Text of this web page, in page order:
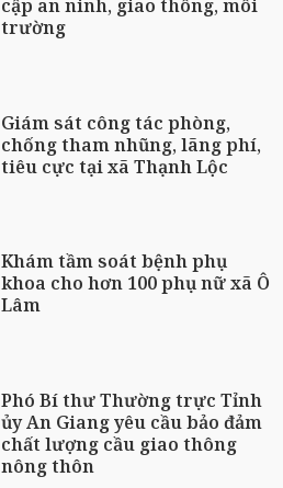
cập an ninh, giao thông, môi
trường
Giám sát công tác phòng,
chống tham nhũng, lãng phí,
tiêu cực tại xã Thạnh Lộc
Khám tầm soát bệnh phụ
khoa cho hơn 100 phụ nữ xã Ô
Lâm
Phó Bí thư Thường trực Tỉnh
ủy An Giang yêu cầu bảo đảm
chất lượng cầu giao thông
nông thôn